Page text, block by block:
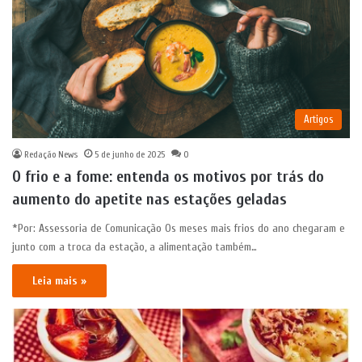
Artigos
Redação News 5 de junho de 2025 0
O frio e a fome: entenda os motivos por trás do
aumento do apetite nas estações geladas
*Por: Assessoria de Comunicação Os meses mais frios do ano chegaram e
junto com a troca da estação, a alimentação também…
Leia mais »